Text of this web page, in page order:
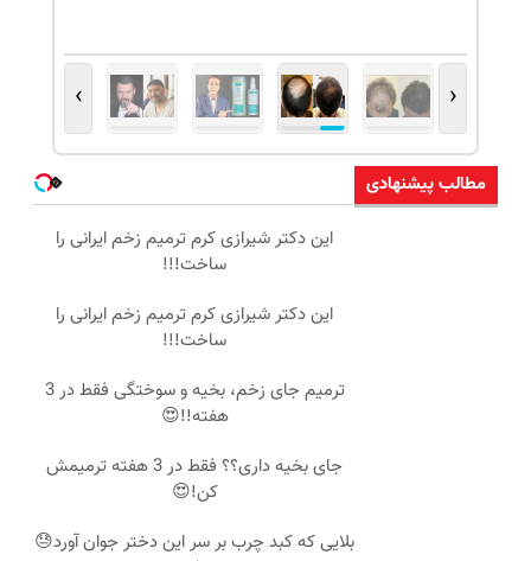
‹
›
مطالب پیشنهادی
این دکتر شیرازی کرم ترمیم زخم ایرانی را
ساخت!!!
این دکتر شیرازی کرم ترمیم زخم ایرانی را
ساخت!!!
ترمیم جای زخم، بخیه و سوختگی فقط در 3
هفته!!😍
جای بخیه داری؟؟ فقط در 3 هفته ترمیمش
کن!😍
بلایی که کبد چرب بر سر این دختر جوان آورد😓